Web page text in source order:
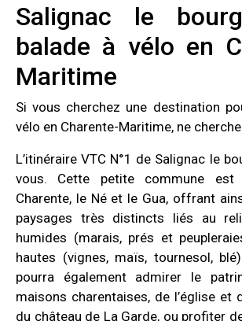
Salignac le
balade à vélo en
Maritime
Si vous cherchez une destination
vélo en Charente-Maritime, ne
L’itinéraire VTC N°1 de Salignac le
vous. Cette petite commune
Charente, le Né et le Gua, offrant
paysages très distincts liés au
humides (marais, prés et
hautes (vignes, maïs, tournesol,
pourra également admirer le
maisons charentaises, de l’église et
du château de La Garde, ou profiter